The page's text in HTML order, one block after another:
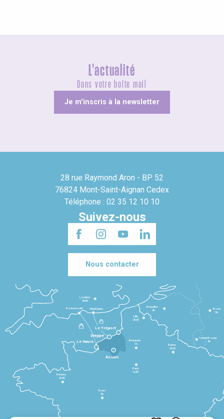
L'actualité
Dans votre boîte mail
Je m'inscris à la newsletter
28 rue Raymond Aron - BP 52
76824 Mont-Saint-Aignan Cedex
Téléphone : 02 35 12 10 10
Suivez-nous
Nous contacter
Le Havre
Dieppe
Le Tréport
Rennes
2h30
Tours
3h
Paris
1h30
Beauvais
1h
Reims
2h45
Lille
2h30
Bruxelles
3h
Londres
3h30
Newhaven
Portsmouth
Bonn
5h
Luxembourg
4h
Rouen